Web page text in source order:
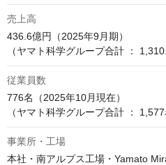
売上高
436.6億円（2025年9月期）
（ヤマト科学グループ合計 ：
従業員数
776名（2025年10月現在）
（ヤマト科学グループ合計 ：
事業所・工場
本社・南アルプス工場・Yamato